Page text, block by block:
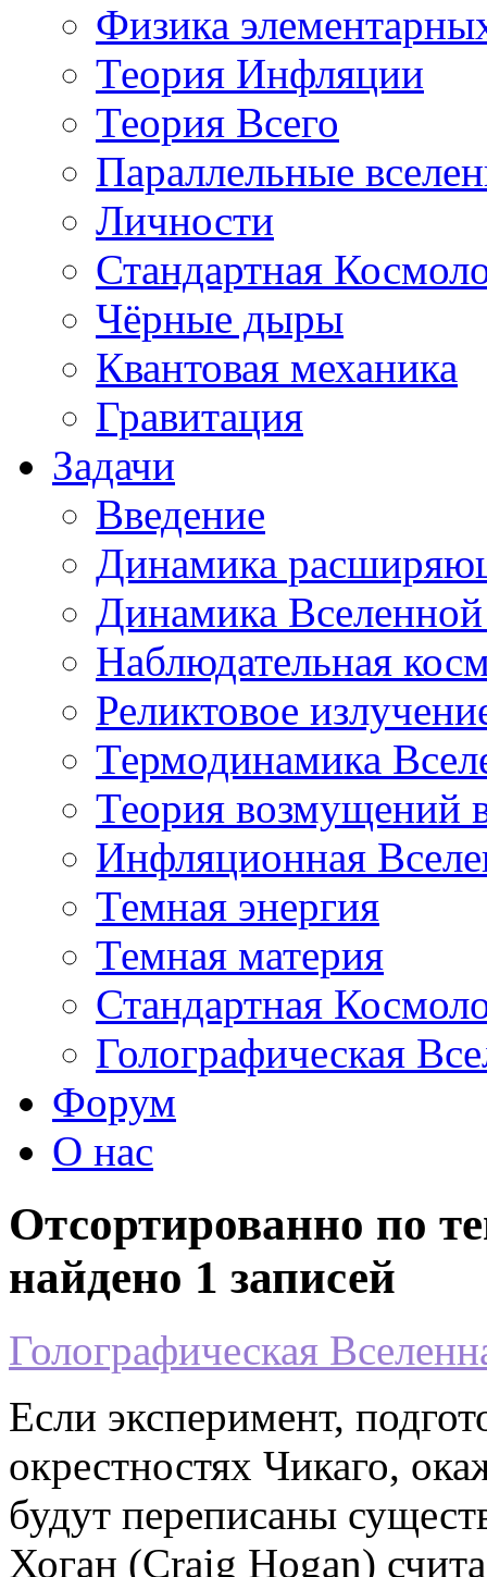
Физика
Теория Инфляции
Теория Всего
Параллельные
Личности
Стандартная
Чёрные дыры
Квантовая механика
Гравитация
Задачи
Введение
Динамика
Динамика
Наблюдательная
Реликтовое
Термодинамика
Теория возмущений
Инфляционная
Темная энергия
Темная материя
Стандартная
Голографическая
Форум
О нас
Отсортированно по
найдено 1 записей
Голографическая
Если эксперимент,
окрестностях Чикаго,
будут переписаны
Хоган (Craig Hogan)